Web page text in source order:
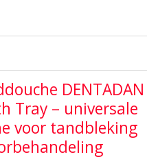
DENTADAN
Tray – universale
voor tandbleking